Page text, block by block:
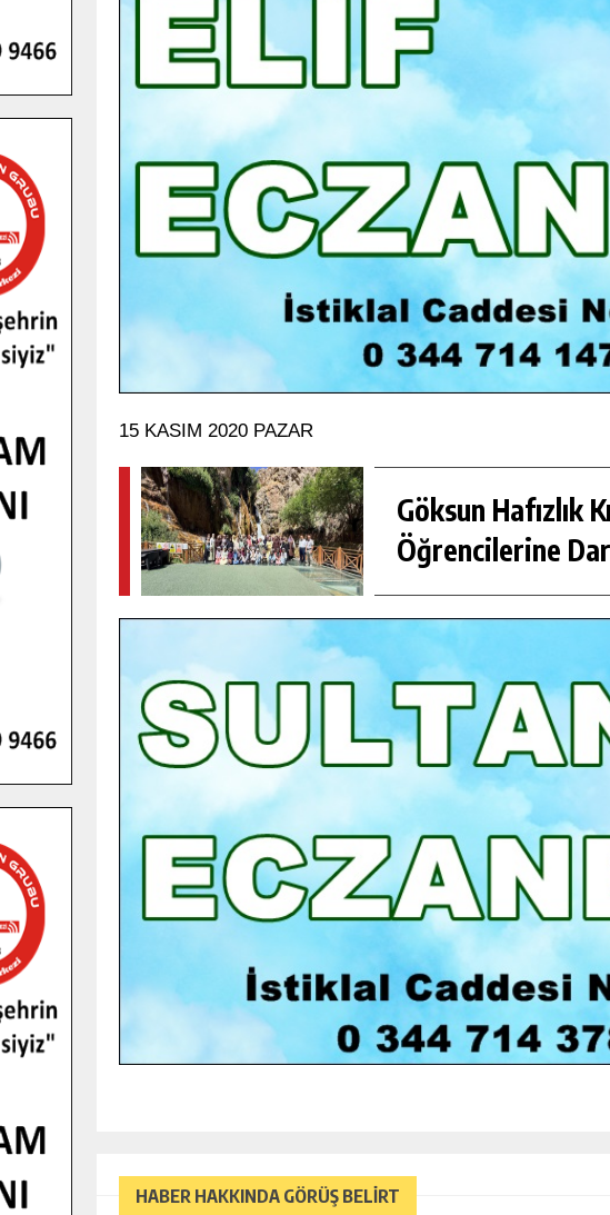
15 KASIM 2020 PAZAR
Göksun Hafızlık
Öğrencilerine
HABER HAKKINDA GÖRÜŞ BELİRT
GÜNLÜK HABER AKIŞI
GENÇLER PUSULA MARAŞ KAMPINDA
YENI MEDYA VE FOTOĞRAFÇILIĞI
KEŞFETTI.